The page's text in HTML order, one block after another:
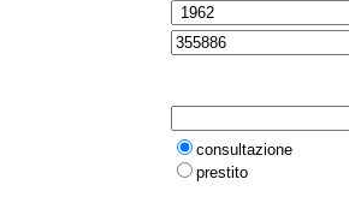
consultazione
prestito